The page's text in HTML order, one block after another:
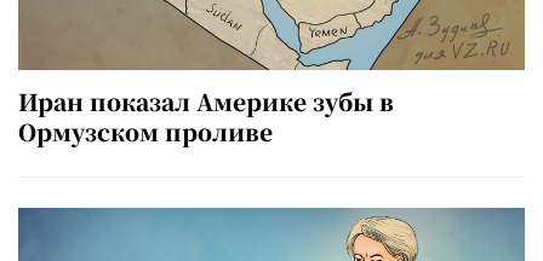
Иран показал Америке зубы в
Ормузском проливе